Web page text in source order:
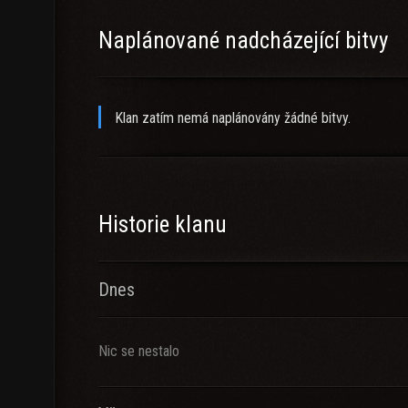
Discord: https://discord.gg/FQzQeDjXx9
__
Naplánované nadcházející bitvy
Klan zatím nemá naplánovány žádné bitvy.
Historie klanu
Dnes
Nic se nestalo